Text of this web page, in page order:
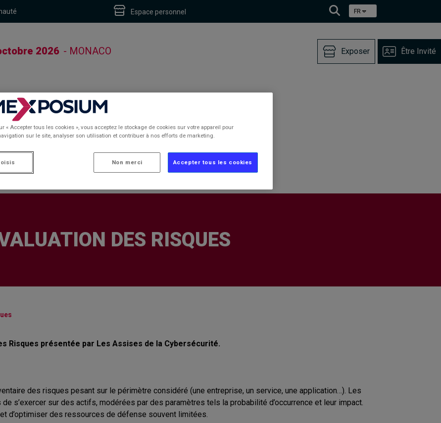
Espace personnel FR
2026 - MONACO Exposer Être Invité
DES RISQUES
Risques présentée par Les Assises de la Cybersécurité.
des risques pesant sur le périmètre considéré (une entreprise, un service, une application…). Les
s’exercer sur des actifs, modérées par des paramètres tels la probabilité d’occurrence et leur impact.
d’optimiser des ressources de défense souvent limitées.
« Accepter tous les cookies », vous acceptez le stockage de cookies sur votre appareil pour
sur le site, analyser son utilisation et contribuer à nos efforts de marketing.
Non merci Accepter tous les cookies